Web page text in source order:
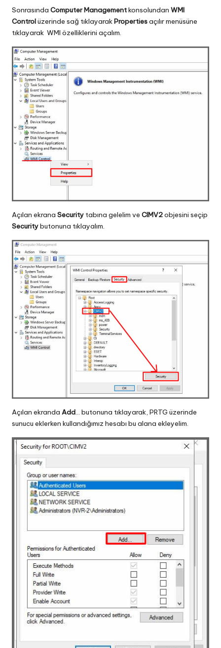
Sonrasında Computer Managementkonsolundan WMI
Controlüzerinde sağ tıklayarakPropertiesaçılır menüsüne
tıklayarak WMI özelliklerini açalım.
Açılan ekrana Security tabına gelelim ve CIMV2objesini seçip
Securitybutonuna tıklayalım.
Açılan ekranda Add… butonuna tıklayarak, PRTG üzerinde
sunucu eklerken kullandığımız hesabı bu alana ekleyelim.